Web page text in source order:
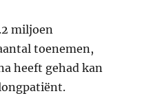
miljoen
toenemen,
heeft gehad kan